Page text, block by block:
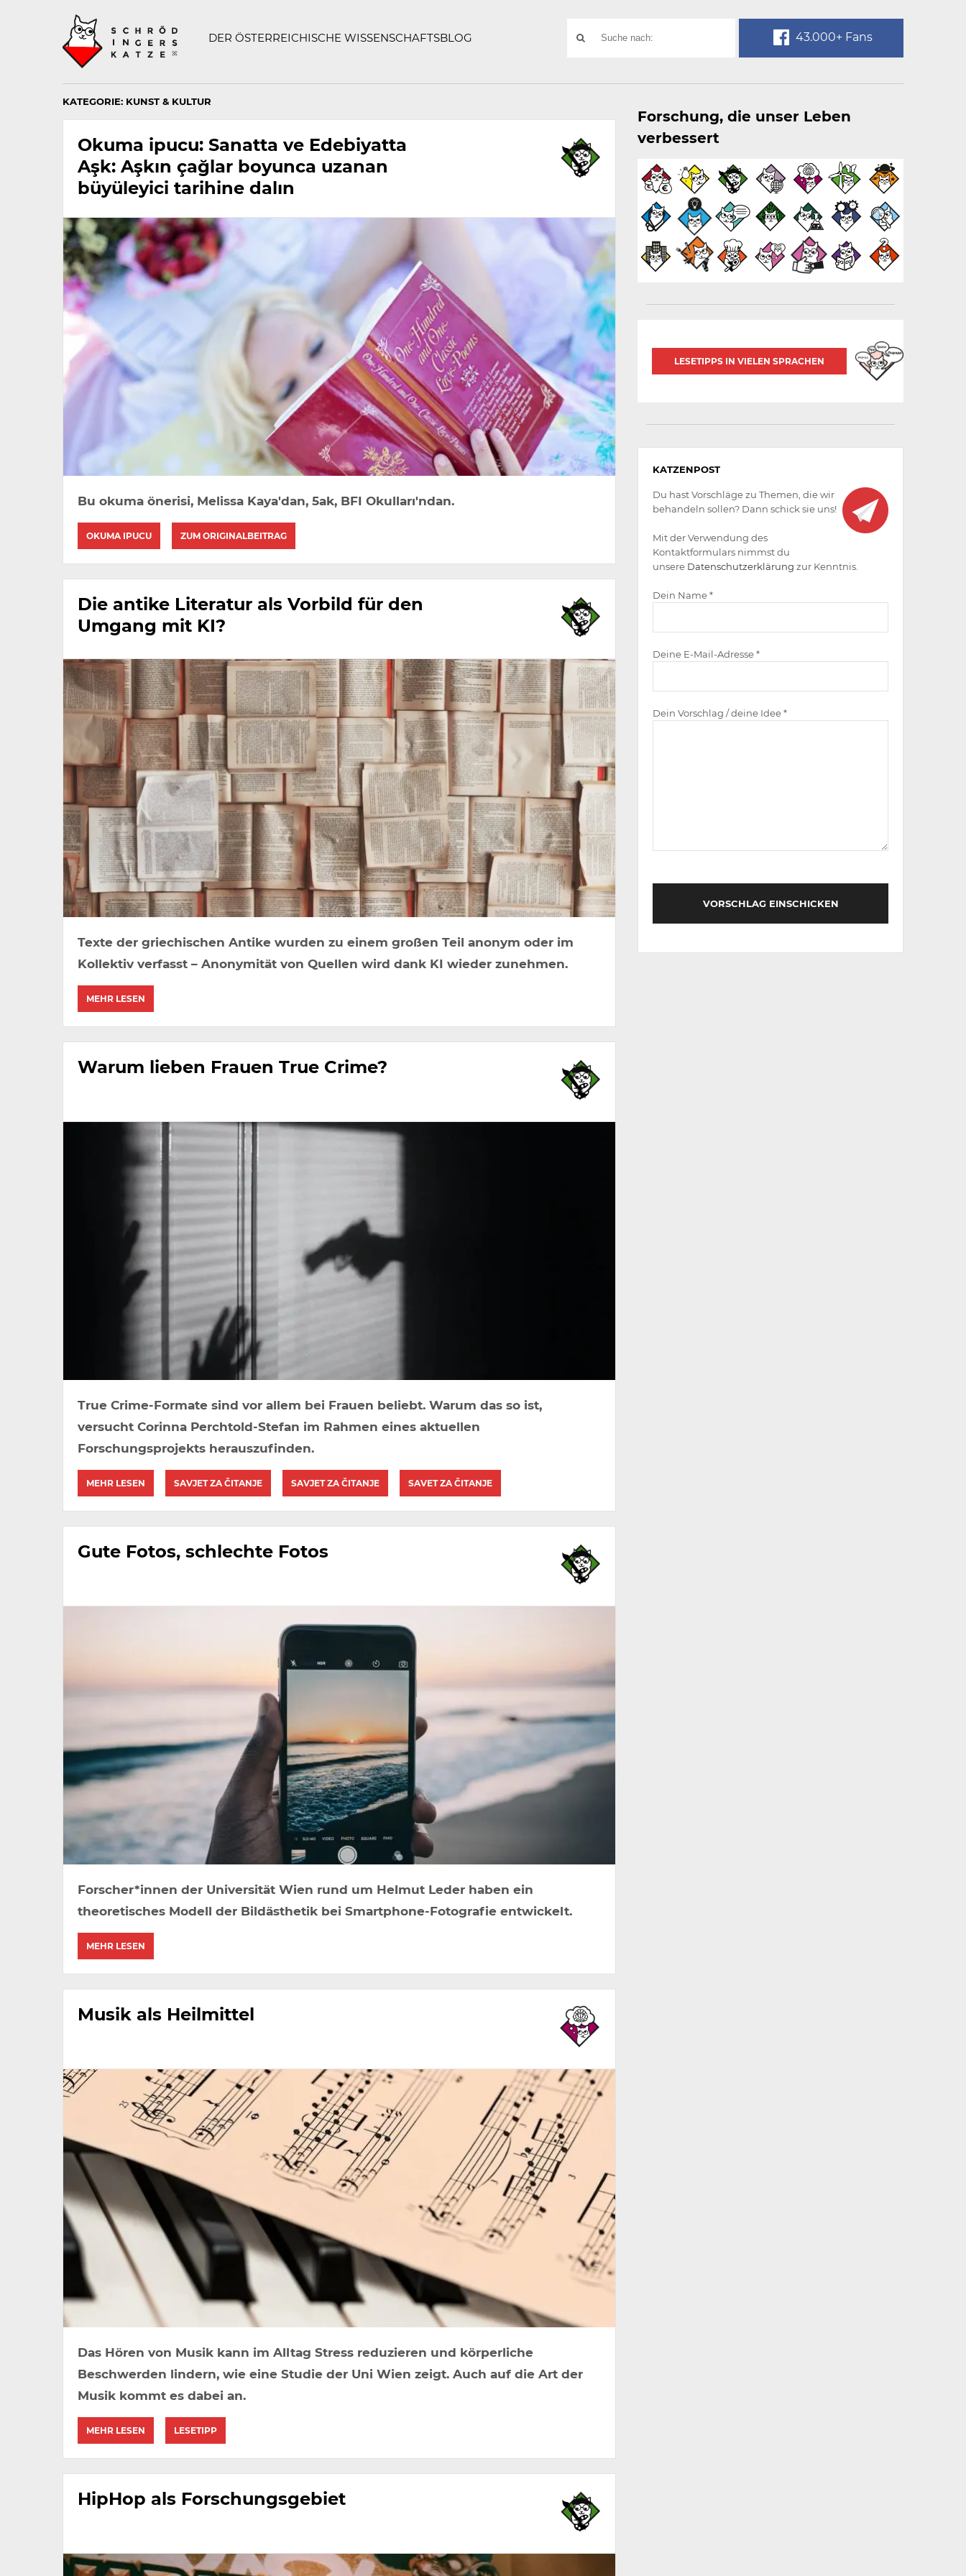
DER ÖSTERREICHISCHE WISSENSCHAFTSBLOG
SUCHE
43.000+ Fans
KATEGORIE: KUNST & KULTUR
Okuma ipucu: Sanatta ve Edebiyatta
Aşk: Aşkın çağlar boyunca uzanan
büyüleyici tarihine dalın
Bu okuma önerisi, Melissa Kaya'dan, 5ak, BFI Okulları'ndan.
OKUMA IPUCU ZUM ORIGINALBEITRAG
Die antike Literatur als Vorbild für den
Umgang mit KI?
Texte der griechischen Antike wurden zu einem großen Teil anonym oder im
Kollektiv verfasst – Anonymität von Quellen wird dank KI wieder zunehmen.
MEHR LESEN
Warum lieben Frauen True Crime?
True Crime-Formate sind vor allem bei Frauen beliebt. Warum das so ist,
versucht Corinna Perchtold-Stefan im Rahmen eines aktuellen
Forschungsprojekts herauszufinden.
MEHR LESEN SAVJET ZA ČITANJE SAVJET ZA ČITANJE SAVET ZA ČITANJE
Gute Fotos, schlechte Fotos
Forscher*innen der Universität Wien rund um Helmut Leder haben ein
theoretisches Modell der Bildästhetik bei Smartphone-Fotografie entwickelt.
MEHR LESEN
Musik als Heilmittel
Das Hören von Musik kann im Alltag Stress reduzieren und körperliche
Beschwerden lindern, wie eine Studie der Uni Wien zeigt. Auch auf die Art der
Musik kommt es dabei an.
MEHR LESEN LESETIPP
HipHop als Forschungsgebiet
Forschung, die unser Leben
verbessert
LESETIPPS IN VIELEN SPRACHEN
werden
KATZENPOST
Du hast Vorschläge zu Themen, die wir
behandeln sollen? Dann schick sie uns!
Mit der Verwendung des
Kontaktformulars nimmst du
unsere Datenschutzerklärung zur Kenntnis.
Dein Name *
Deine E-Mail-Adresse *
Dein Vorschlag / deine Idee *